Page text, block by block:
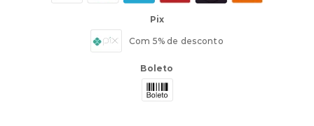
Pix
Com 5% de desconto
Boleto